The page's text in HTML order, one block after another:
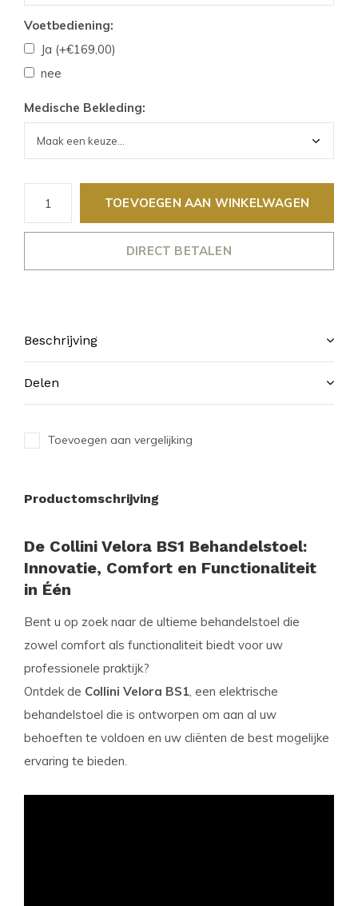
Voetbediening:
Ja (+€169,00)
nee
Medische Bekleding:
TOEVOEGEN AAN WINKELWAGEN
DIRECT BETALEN
Beschrijving
Delen
Toevoegen aan vergelijking
Productomschrijving
De Collini Velora BS1 Behandelstoel:
Innovatie, Comfort en Functionaliteit
in Één
Bent u op zoek naar de ultieme behandelstoel die
zowel comfort als functionaliteit biedt voor uw
professionele praktijk?
Ontdek de Collini Velora BS1, een elektrische
behandelstoel die is ontworpen om aan al uw
behoeften te voldoen en uw cliënten de best mogelijke
ervaring te bieden.